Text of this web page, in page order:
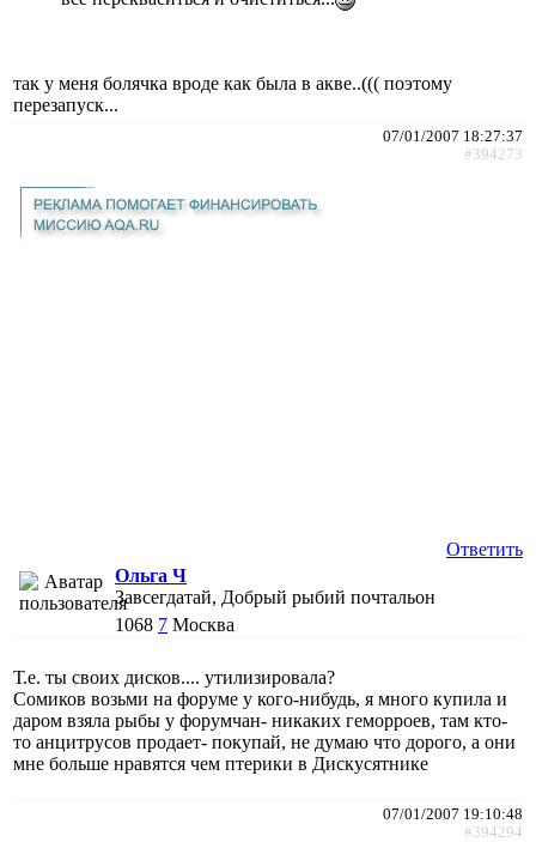
так у меня болячка вроде как была в акве..((( поэтому
перезапуск...
07/01/2007 18:27:37
#394273
Ответить
Ольга Ч
Завсегдатай, Добрый рыбий почтальон
1068 7 Москва
Т.е. ты своих дисков.... утилизировала?
Сомиков возьми на форуме у кого-нибудь, я много купила и
даром взяла рыбы у форумчан- никаких геморроев, там кто-
то анцитрусов продает- покупай, не думаю что дорого, а они
мне больше нравятся чем птерики в Дискусятнике
07/01/2007 19:10:48
#394294